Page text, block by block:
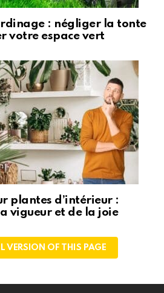
: négliger la tonte
votre espace vert
plantes d’intérieur :
vigueur et de la joie
VERSION OF THIS PAGE